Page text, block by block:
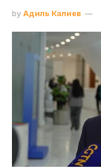
by Адиль Калиев